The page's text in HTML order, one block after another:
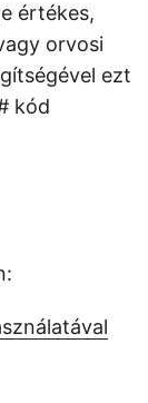
értékes,
orvosi
ezt
kód